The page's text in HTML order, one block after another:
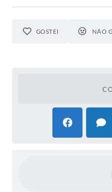
GOSTEI NÃO